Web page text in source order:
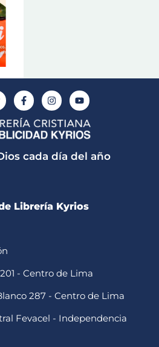
F
a
c
e
b
o
k
I
n
s
t
a
g
a
Y
o
u
t
u
b
cada día del año
Librería Kyrios
- Centro de Lima
287 - Centro de Lima
Fevacel - Independencia